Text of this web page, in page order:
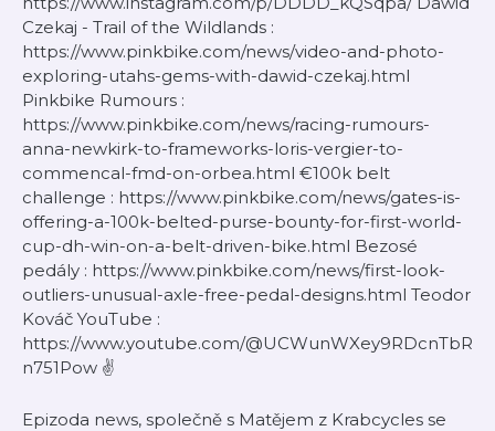
Czekaj - Trail of the Wildlands :
https://www.pinkbike.com/news/video-and-photo-
exploring-utahs-gems-with-dawid-czekaj.html
Pinkbike Rumours :
https://www.pinkbike.com/news/racing-rumours-
anna-newkirk-to-frameworks-loris-vergier-to-
commencal-fmd-on-orbea.html €100k belt
challenge : https://www.pinkbike.com/news/gates-is-
offering-a-100k-belted-purse-bounty-for-first-world-
cup-dh-win-on-a-belt-driven-bike.html Bezosé
pedály : https://www.pinkbike.com/news/first-look-
outliers-unusual-axle-free-pedal-designs.html Teodor
Kováč YouTube :
https://www.youtube.com/@UCWunWXey9RDcnTbR
n751Pow ✌️​
Epizoda news, společně s Matějem z Krabcycles se